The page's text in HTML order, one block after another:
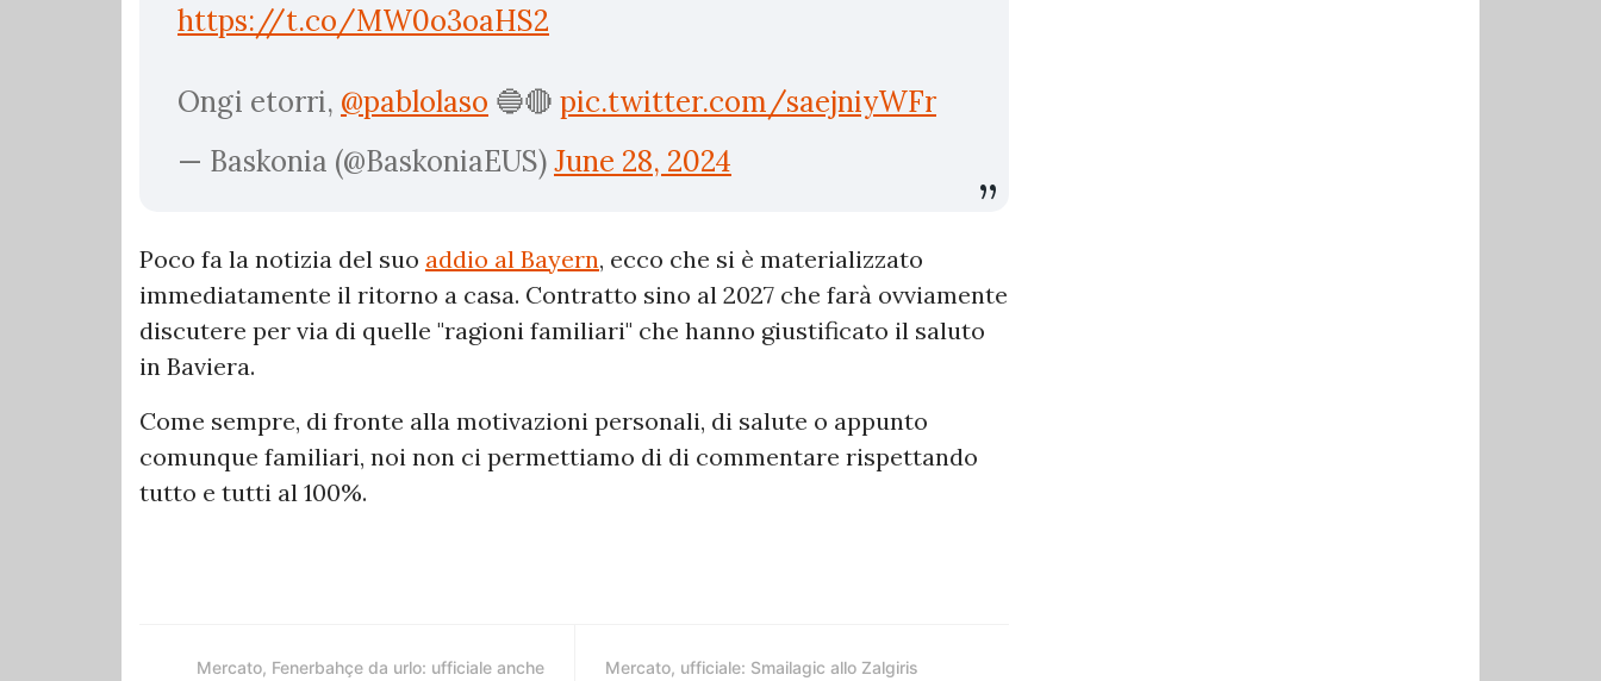
https://t.co/MW0o3oaHS2
Ongi etorri, @pablolaso 🔵🔴 pic.twitter.com/saejniyWFr
— Baskonia (@BaskoniaEUS)June 28, 2024
Poco fa la notizia del suo addio al Bayern, ecco che si è materializzato
immediatamente il ritorno a casa. Contratto sino al 2027 che farà ovviamente
discutere per via di quelle "ragioni familiari" che hanno giustificato il saluto
in Baviera.
Come sempre, di fronte alla motivazioni personali, di salute o appunto
comunque familiari, noi non ci permettiamo di di commentare rispettando
tutto e tutti al 100%.
Mercato, Fenerbahçe da urlo: ufficiale anche
Mercato, ufficiale: Smailagic allo Zalgiris